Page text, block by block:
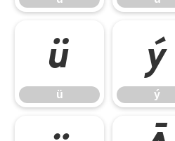
ü
ü
ý
ý